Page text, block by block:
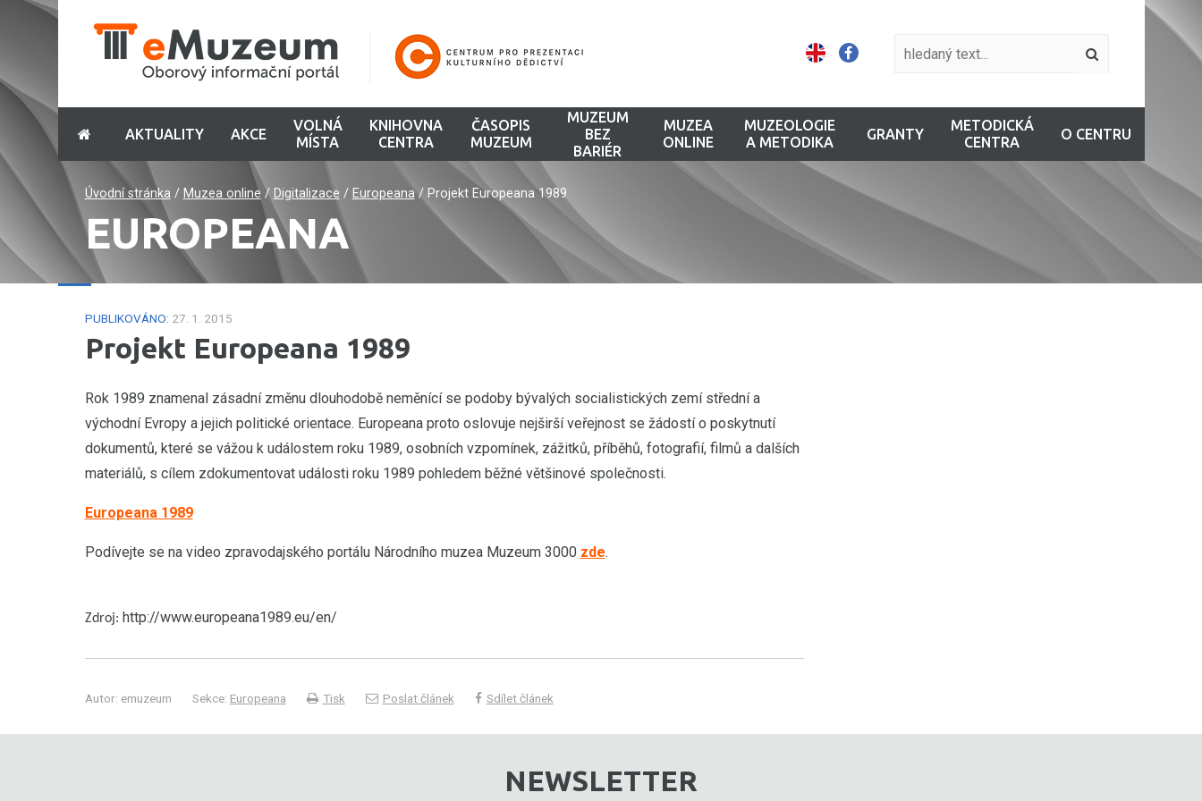
AKTUALITY AKCE
VOLNÁ
MÍSTA
KNIHOVNA
CENTRA
ČASOPIS
MUZEUM
MUZEUM
BEZ
BARIÉR
MUZEA
ONLINE
MUZEOLOGIE
A METODIKA
GRANTY
METODICKÁ
CENTRA
O CENTRU
Úvodní stránka/ Muzea online / Digitalizace / Europeana/ Projekt Europeana 1989
EUROPEANA
PUBLIKOVÁNO: 27. 1. 2015
Projekt Europeana 1989
Rok 1989 znamenal zásadní změnu dlouhodobě neměnící se podoby bývalých socialistických zemí střední a
východní Evropy a jejich politické orientace. Europeana proto oslovuje nejširší veřejnost se žádostí o poskytnutí
dokumentů, které se vážou k událostem roku 1989, osobních vzpomínek, zážitků, příběhů, fotografií, filmů a dalších
materiálů, s cílem zdokumentovat události roku 1989 pohledem běžné většinové společnosti.
Europeana 1989
Podívejte se na video zpravodajského portálu Národního muzea Muzeum 3000 zde.
Zdroj: http://www.europeana1989.eu/en/
Autor: emuzeum Sekce: Europeana Tisk Poslat článek Sdílet článek
NEWSLETTER